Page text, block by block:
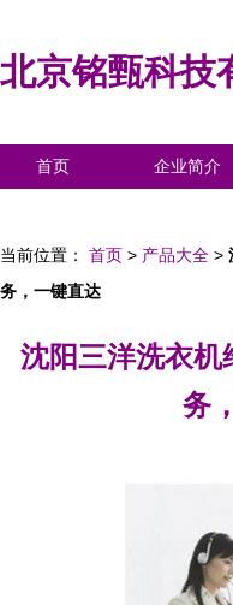
北京铭甄科技
首页 企业简介
当前位置： 首页 > 产品大全 >
务，一键直达
沈阳三洋洗衣机
务